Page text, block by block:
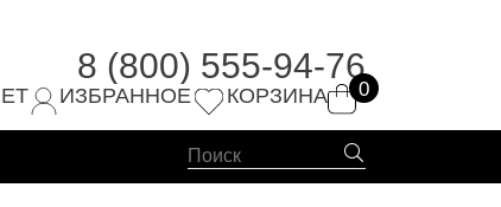
8 (800) 555-94-76
ИЗБРАННОЕ КОРЗИНА 0